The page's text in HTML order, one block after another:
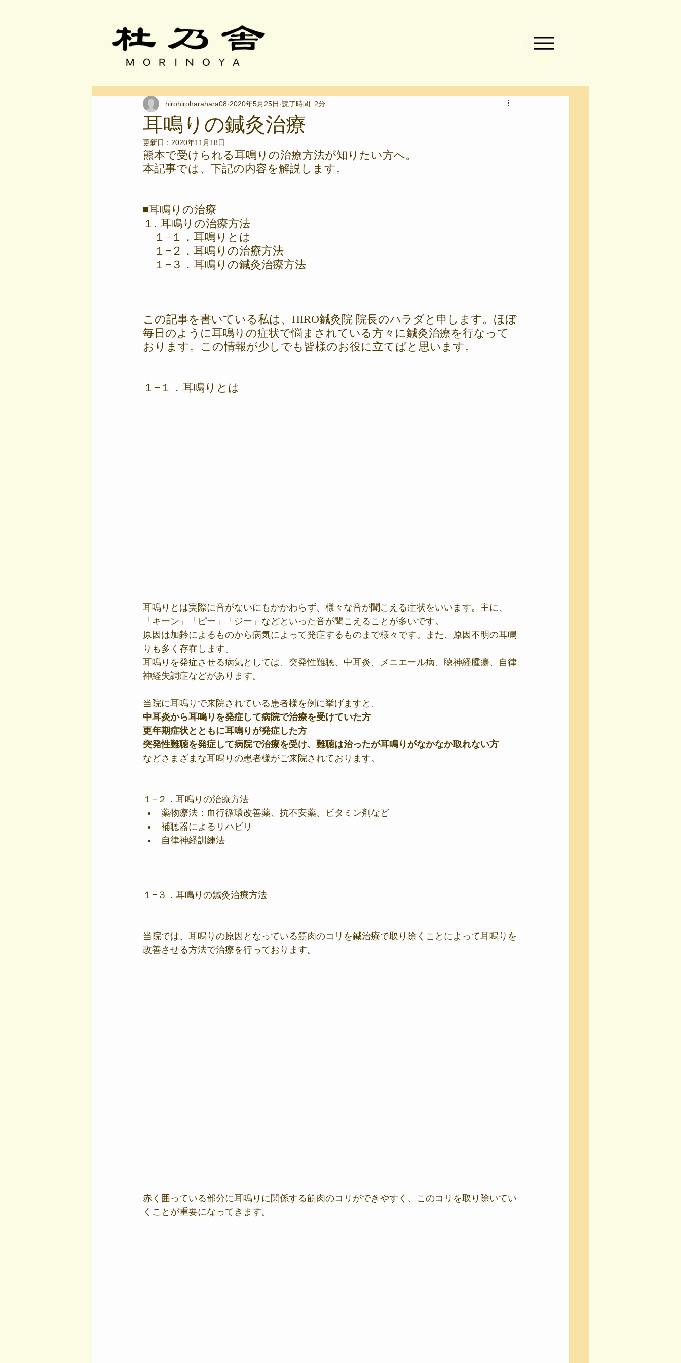
耳鳴りの鍼灸治療
hirohiroharahara08 2020年5月25日 読了時間: 2分
更新日： 2020年11月18日
熊本で受けられる耳鳴りの治療方法が知りたい方へ。
本記事では、下記の内容を解説します。
◾耳鳴りの治療
１. 耳鳴りの治療方法
１−１．耳鳴りとは
１−２．耳鳴りの治療方法
１−３．耳鳴りの鍼灸治療方法
この記事を書いている私は、HIRO鍼灸院 院長のハラダと申します。ほぼ
毎日のように耳鳴りの症状で悩まされている方々に鍼灸治療を行なって
おります。この情報が少しでも皆様のお役に立てばと思います。
１−１．耳鳴りとは
耳鳴りとは実際に音がないにもかかわらず、様々な音が聞こえる症状をいいます。主に、
「キーン」「ピー」「ジー」などといった音が聞こえることが多いです。
原因は加齢によるものから病気によって発症するものまで様々です。また、原因不明の耳鳴
りも多く存在します。
耳鳴りを発症させる病気としては、突発性難聴、中耳炎、メニエール病、聴神経腫瘍、自律
神経失調症などがあります。
当院に耳鳴りで来院されている患者様を例に挙げますと、
中耳炎から耳鳴りを発症して病院で治療を受けていた方
更年期症状とともに耳鳴りが発症した方
突発性難聴を発症して病院で治療を受け、難聴は治ったが耳鳴りがなかなか取れない方
などさまざまな耳鳴りの患者様がご来院されております。
１−２．耳鳴りの治療方法
薬物療法：血行循環改善薬、抗不安薬、ビタミン剤など
補聴器によるリハビリ
自律神経訓練法
１−３．耳鳴りの鍼灸治療方法
当院では、耳鳴りの原因となっている筋肉のコリを鍼治療で取り除くことによって耳鳴りを
改善させる方法で治療を行っております。
赤く囲っている部分に耳鳴りに関係する筋肉のコリができやすく、このコリを取り除いてい
くことが重要になってきます。